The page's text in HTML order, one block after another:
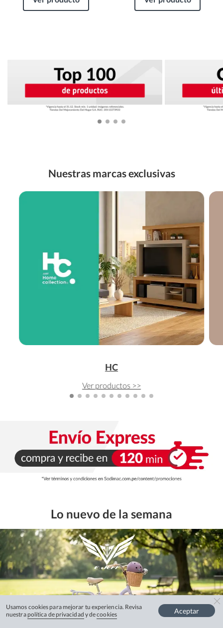
Nuestras marcas exclusivas
HC
Ver productos >>
Lo nuevo de la semana
Usamos cookies para mejorar tu experiencia. Revisa
nuestra política de privacidad y decookies Aceptar